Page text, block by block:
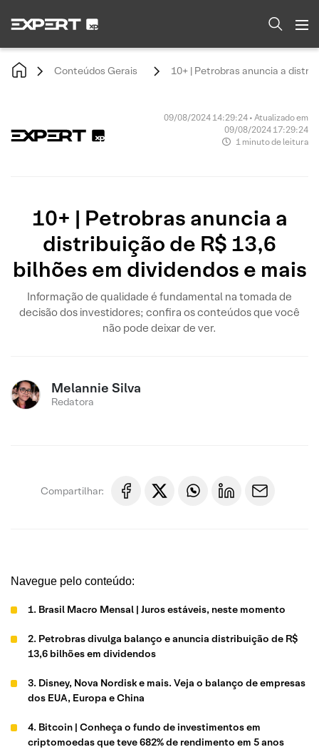
Conteúdos Gerais 10+ | Petrobras anuncia a
09/08/2024 14:29:24 • Atualizado em
09/08/2024 17:29:24
1 minuto de leitura
10+ | Petrobras anuncia a
distribuição de R$ 13,6
bilhões em dividendos e mais
Informação de qualidade é fundamental na tomada de
decisão dos investidores; confira os conteúdos que você
não pode deixar de ver.
Melannie Silva
Redatora
Compartilhar:
Navegue pelo conteúdo:
1. Brasil Macro Mensal | Juros estáveis, neste momento
2. Petrobras divulga balanço e anuncia distribuição de R$
13,6 bilhões em dividendos
3. Disney, Nova Nordisk e mais. Veja o balanço de empresas
dos EUA, Europa e China
4. Bitcoin | Conheça o fundo de investimentos em
criptomoedas que teve 682% de rendimento em 5 anos